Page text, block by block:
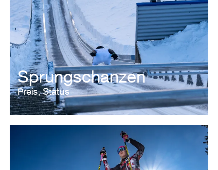
Sprungschanzen
Preis, Status